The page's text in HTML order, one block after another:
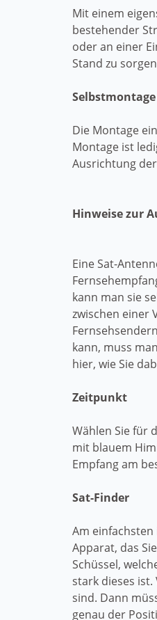
Mit einem
bestehender
oder an einer
Stand zu
Selbstmontage
Die Montage
Montage ist
Ausrichtung
Hinweise zur
Eine Sat-
kann man sie
zwischen einer
kann, muss
hier, wie Sie
Zeitpunkt
Wählen Sie für
mit blauem
Empfang am
Sat-Finder
Am
Apparat, das
Schüssel,
stark dieses
sind. Dann
genau der